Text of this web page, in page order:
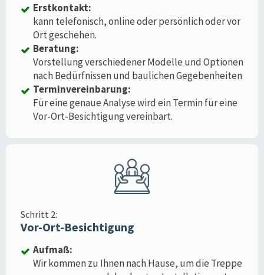
Erstkontakt:
kann telefonisch, online oder persönlich oder vor
Ort geschehen.
Beratung:
Vorstellung verschiedener Modelle und Optionen
nach Bedürfnissen und baulichen Gegebenheiten
Terminvereinbarung:
Für eine genaue Analyse wird ein Termin für eine
Vor-Ort-Besichtigung vereinbart.
Schritt 2:
Vor-Ort-Besichtigung
Aufmaß:
Wir kommen zu Ihnen nach Hause, um die Treppe